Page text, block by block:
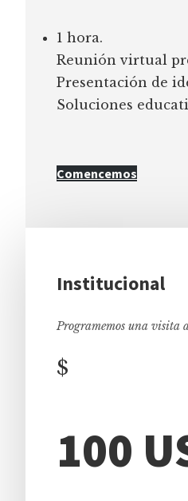
1 hora.
Reunión virtual
Presentación de
Soluciones
Comencemos
Institucional
Programemos una visita
$
100